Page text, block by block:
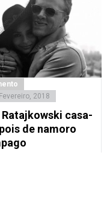
2018
Ratajkowski casa-
de namoro